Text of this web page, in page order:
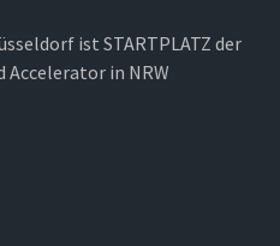
ist STARTPLATZ der
in NRW